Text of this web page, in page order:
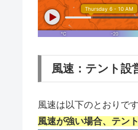
風速：テント設
風速は以下のとおりです
風速が強い場合、テン